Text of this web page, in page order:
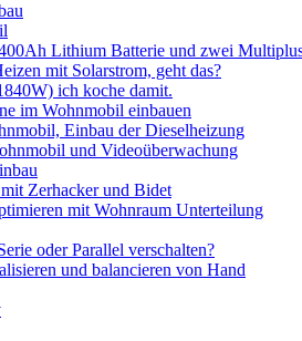
Lithium Batterie und zwei
mit Solarstrom, geht das?
ich koche damit.
im Wohnmobil einbauen
Einbau der Dieselheizung
und Videoüberwachung
Zerhacker und Bidet
mit Wohnraum Unterteilung
oder Parallel verschalten?
und balancieren von Hand